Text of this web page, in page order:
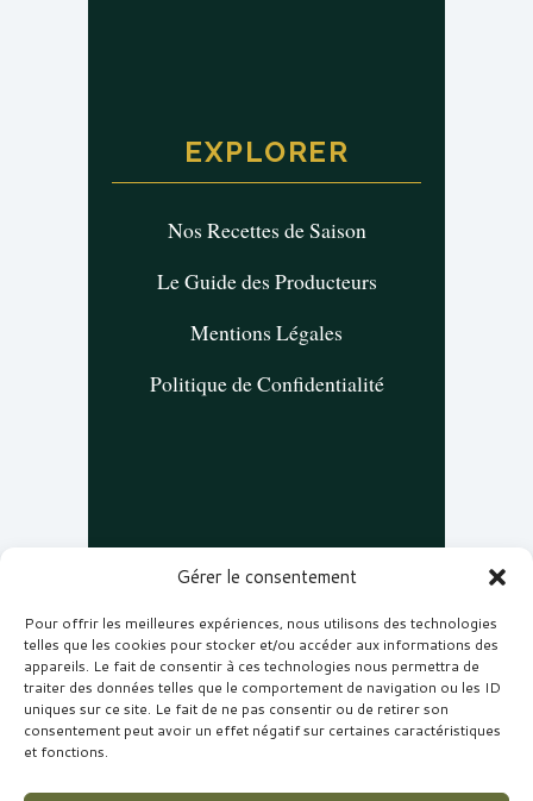
Gérer le consentement
Pour offrir les meilleures expériences, nous utilisons des technologies
telles que les cookies pour stocker et/ou accéder aux informations des
appareils. Le fait de consentir à ces technologies nous permettra de
traiter des données telles que le comportement de navigation ou les ID
uniques sur ce site. Le fait de ne pas consentir ou de retirer son
consentement peut avoir un effet négatif sur certaines caractéristiques
et fonctions.
EXPLORER
Nos Recettes de Saison
Le Guide des Producteurs
Mentions Légales
Politique de Confidentialité
NOUS REJOINDRE
Inscrivez-vous pour recevoir nos carnets
de voyage culinaire et nos offres
exclusives.